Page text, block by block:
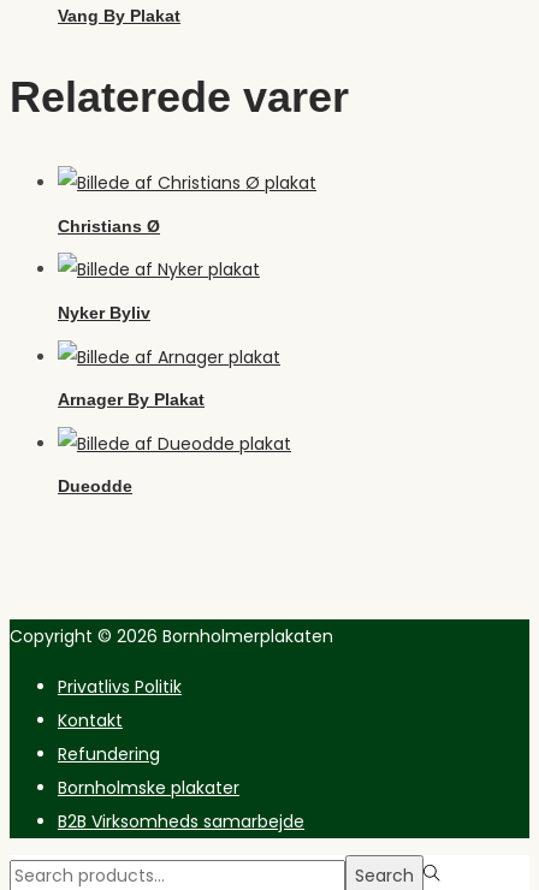
Vang By Plakat
Relaterede varer
Christians Ø
Nyker Byliv
Arnager By Plakat
Dueodde
Copyright © 2026 Bornholmerplakaten
Privatlivs Politik
Kontakt
Refundering
Bornholmske plakater
B2B Virksomheds samarbejde
Search
Search